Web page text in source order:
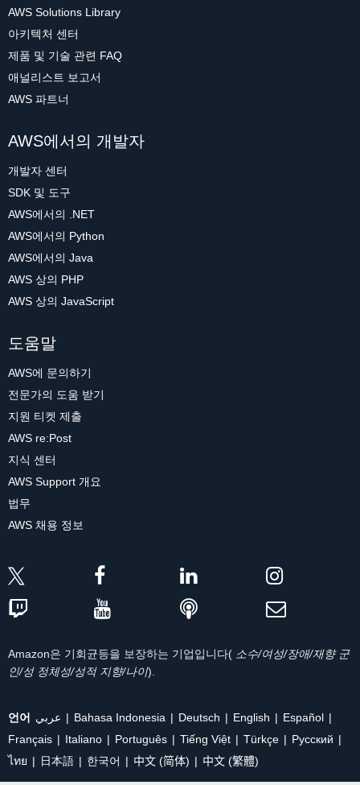
AWS Solutions Library
아키텍처 센터
제품 및 기술 관련 FAQ
애널리스트 보고서
AWS 파트너
AWS에서의 개발자
개발자 센터
SDK 및 도구
AWS에서의 .NET
AWS에서의 Python
AWS에서의 Java
AWS 상의 PHP
AWS 상의 JavaScript
도움말
AWS에 문의하기
전문가의 도움 받기
지원 티켓 제출
AWS re:Post
지식 센터
AWS Support 개요
법무
AWS 채용 정보
Amazon은 기회균등을 보장하는 기업입니다( 소수/여성/장애/재향 군
인/성 정체성/성적 지향/나이).
언어 عربي Bahasa Indonesia Deutsch English
Español
Français
Italiano Português Tiếng Việt Türkçe
Ρусский
ไทย
日本語 한국어 中文 (简体) 中文 (繁體)